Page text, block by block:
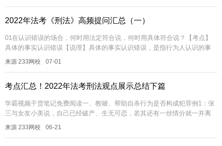
2022年法考《刑法》高频提问汇总（一）
01在认识错误的场合，何时用法定符合说，何时用具体符合说？【考点】
具体的事实认识错误【说理】具体的事实认识错误，是指行为人认识的事
实与实际发生的事实虽然不一致，但没有超出同一犯罪构成的范围，即行
来源 233网校 07-01
考点汇总！2022年法考刑法观点展示总结下篇
学霸视频干货笔记免费阅读一、教唆、帮助自杀行为是否构成犯罪例1：张
三与女友小美说，自己已经破产、生无可恋，若其还有一丝情分就一并离
开人世，小美重情重义，便答应一起喝农药自杀。未料，张三体格强壮，
来源 233网校 06-21